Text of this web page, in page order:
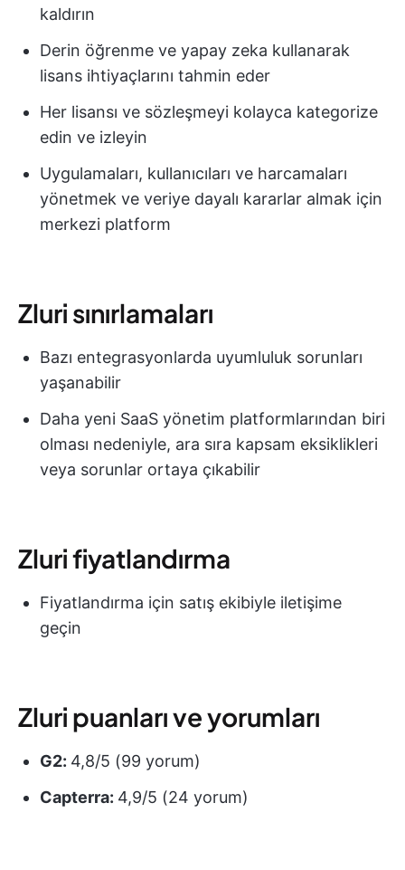
kaldırın
Derin öğrenme ve yapay zeka kullanarak
lisans ihtiyaçlarını tahmin eder
Her lisansı ve sözleşmeyi kolayca kategorize
edin ve izleyin
Uygulamaları, kullanıcıları ve harcamaları
yönetmek ve veriye dayalı kararlar almak için
merkezi platform
Zluri sınırlamaları
Bazı entegrasyonlarda uyumluluk sorunları
yaşanabilir
Daha yeni SaaS yönetim platformlarından biri
olması nedeniyle, ara sıra kapsam eksiklikleri
veya sorunlar ortaya çıkabilir
Zluri fiyatlandırma
Fiyatlandırma için satış ekibiyle iletişime
geçin
Zluri puanları ve yorumları
G2: 4,8/5 (99 yorum)
Capterra: 4,9/5 (24 yorum)